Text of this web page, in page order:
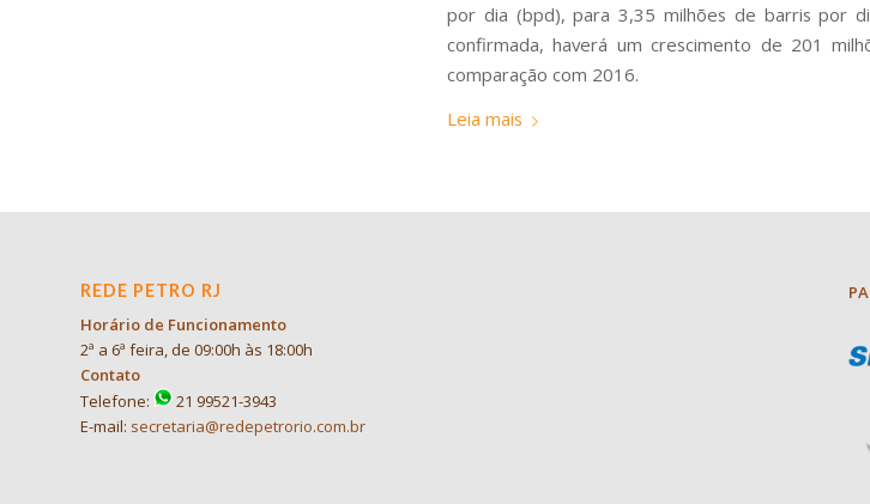
por dia (bpd), para 3,35 milhões de barris por
confirmada, haverá um crescimento de 201
comparação com 2016.
Leia mais
REDE PETRO RJ
Horário de Funcionamento
2ª a 6ª feira, de 09:00h às 18:00h
Contato
Telefone:
21 99521-3943
E-mail: secretaria@redepetrorio.com.br